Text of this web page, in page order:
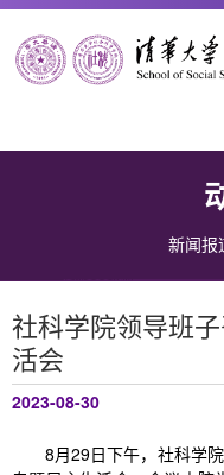
新闻报
社科学院领导班
活会
2023-08-30
8月29日下午，社科学